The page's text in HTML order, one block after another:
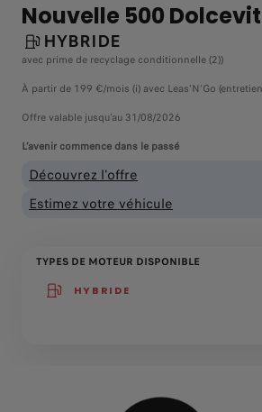
Nouvelle 500
HYBRIDE
avec prime de recyclage conditionnelle (2))
À partir de 199 €/mois (i) avec Leas'N'Go
Offre valable jusqu'au 31/08/2026
L’avenir commence dans le passé
Découvrez l'offre
Estimez votre véhicule
TYPES DE MOTEUR DISPONIBLE
HYBRIDE